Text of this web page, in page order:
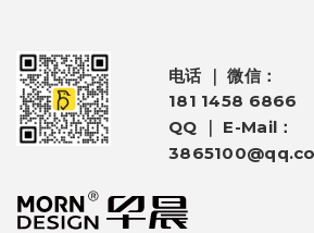
电话 ｜ 微信：
181 1458 6866
QQ ｜ E-Mail：